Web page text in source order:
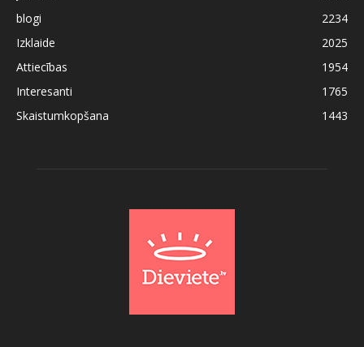
blogi
2234
Izklaide
2025
Attiecības
1954
Interesanti
1765
Skaistumkopšana
1443